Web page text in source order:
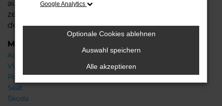
ausführlichen Beratung Ihr Wunschfahrzeug
zeigen. Wir freuen uns darauf, Ihnen bei der Wahl
des perfekten VW T7 Transporter zu helfen!
Marken
Audi
VW
Porsche
Seat
Škoda
Google Analytics
Optionale Cookies ablehnen
Auswahl speichern
Alle akzeptieren